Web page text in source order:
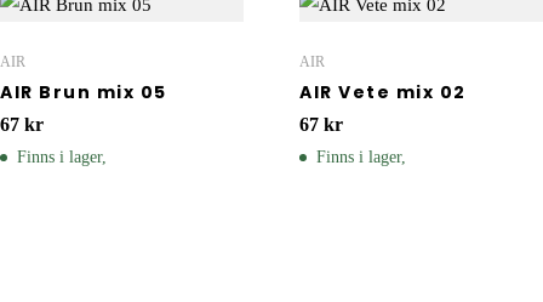
AIR
AIR Brun mix 05
67 kr
Finns i lager,
AIR
AIR Vete mix 02
67 kr
Finns i lager,